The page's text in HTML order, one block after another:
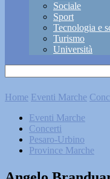
Sociale
Sport
Tecnologia e
Turismo
Università
Home Eventi Marche
Eventi Marche
Concerti
Pesaro-Urbino
Province Marche